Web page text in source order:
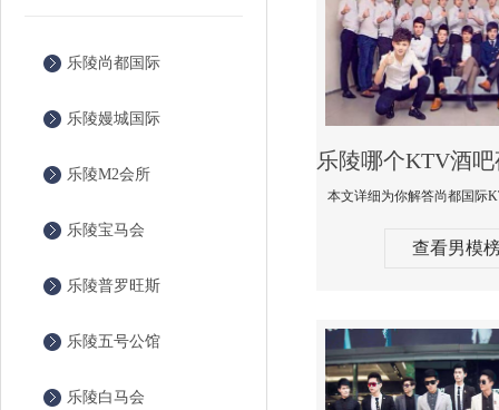
乐陵尚都国际
乐陵嫚城国际
乐陵M2会所
乐陵宝马会
乐陵普罗旺斯
乐陵五号公馆
乐陵白马会
查看男模